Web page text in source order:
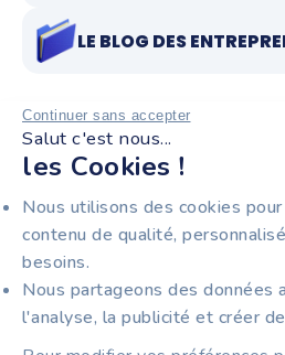
Continuer sans accepter
Salut c'est nous...
les Cookies !
Nous utilisons des cookies
contenu de qualité,
besoins.
Nous partageons des données
l'analyse, la publicité et créer
LE BLOG DES
RESTEZ INFORMÉS !
facturation électronique,
astuces pour gagner du